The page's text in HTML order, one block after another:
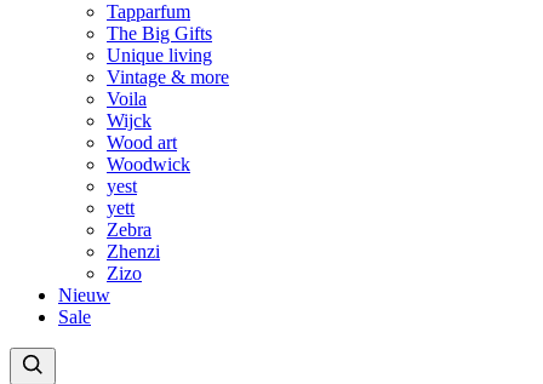
Tapparfum
The Big Gifts
Unique living
Vintage & more
Voila
Wijck
Wood art
Woodwick
yest
yett
Zebra
Zhenzi
Zizo
Nieuw
Sale